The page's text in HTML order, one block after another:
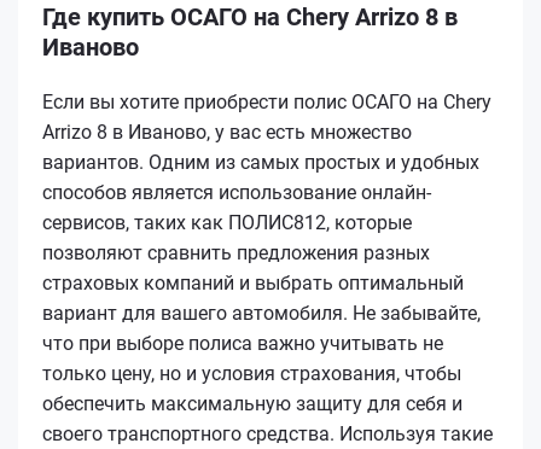
Где купить ОСАГО на Chery Arrizo 8 в
Иваново
Если вы хотите приобрести полис ОСАГО на Chery
Arrizo 8 в Иваново, у вас есть множество
вариантов. Одним из самых простых и удобных
способов является использование онлайн-
сервисов, таких как ПОЛИС812, которые
позволяют сравнить предложения разных
страховых компаний и выбрать оптимальный
вариант для вашего автомобиля. Не забывайте,
что при выборе полиса важно учитывать не
только цену, но и условия страхования, чтобы
обеспечить максимальную защиту для себя и
своего транспортного средства. Используя такие